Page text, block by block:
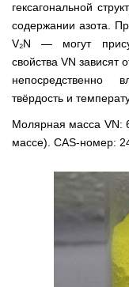
гексагональной
содержании азота.
V₂N — могут
свойства VN зависят
непосредственно
твёрдость и
Молярная масса VN:
массе). CAS-номер: